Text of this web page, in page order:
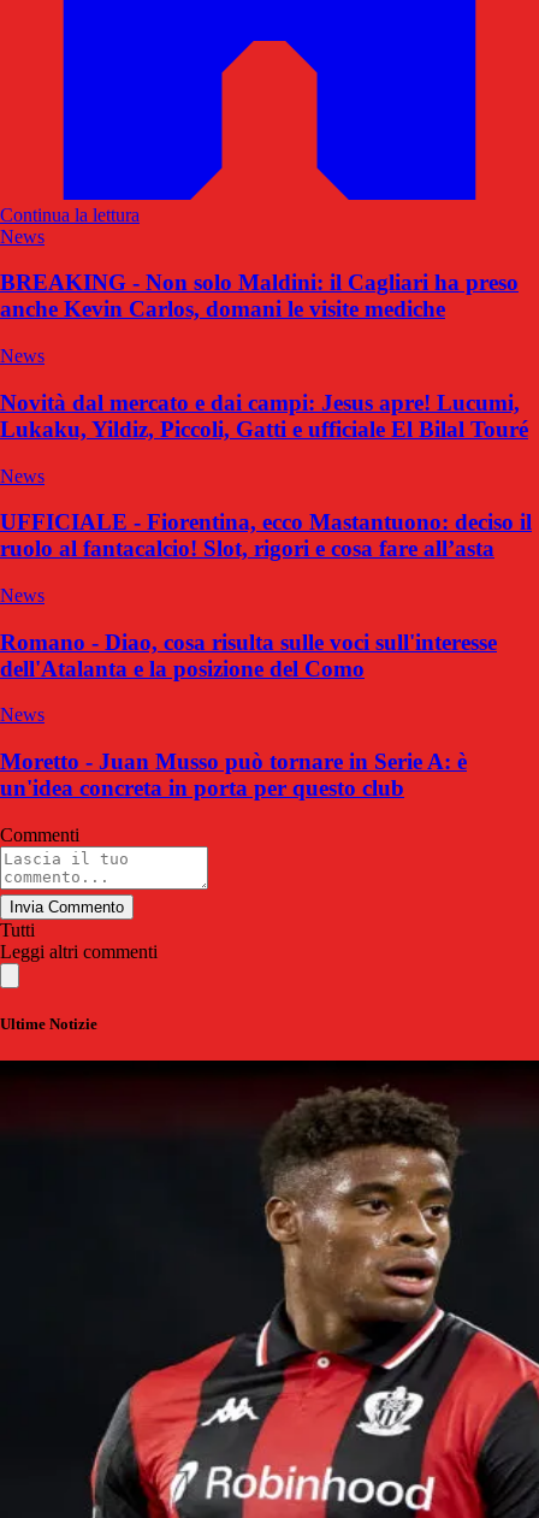
Continua la lettura
News
BREAKING - Non solo Maldini: il Cagliari ha preso
anche Kevin Carlos, domani le visite mediche
News
Novità dal mercato e dai campi: Jesus apre! Lucumi,
Lukaku, Yildiz, Piccoli, Gatti e ufficiale El Bilal Touré
News
UFFICIALE - Fiorentina, ecco Mastantuono: deciso il
ruolo al fantacalcio! Slot, rigori e cosa fare all’asta
News
Romano - Diao, cosa risulta sulle voci sull'interesse
dell'Atalanta e la posizione del Como
News
Moretto - Juan Musso può tornare in Serie A: è
un'idea concreta in porta per questo club
Commenti
Invia Commento
Tutti
Leggi altri commenti
Ultime Notizie